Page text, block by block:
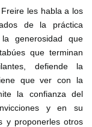
les habla a los
de la práctica
generosidad que
que terminan
defiende la
que ver con la
la confianza del
y en su
y proponerles otros